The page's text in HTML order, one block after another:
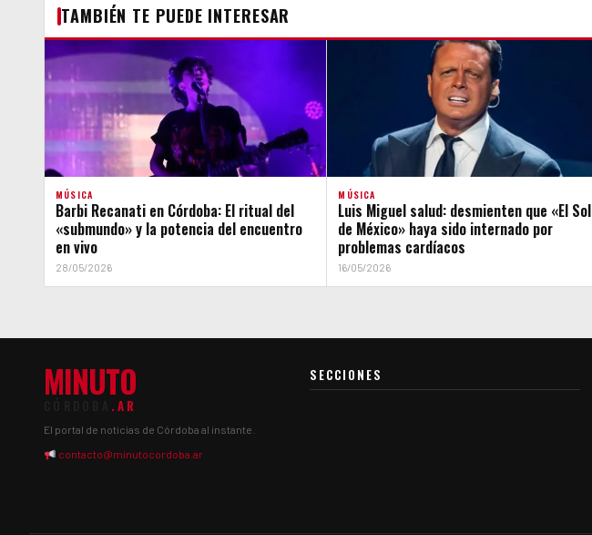
TAMBIÉN TE PUEDE INTERESAR
MÚSICA
Barbi Recanati en Córdoba: El ritual del
«submundo» y la potencia del encuentro
en vivo
28/05/2026
MÚSICA
Luis Miguel salud: desmienten que «El Sol
de México» haya sido internado por
problemas cardíacos
16/05/2026
MINUTO
.AR
El portal de noticias de Córdoba al instante.
contacto@minutocordoba.ar
SECCIONES